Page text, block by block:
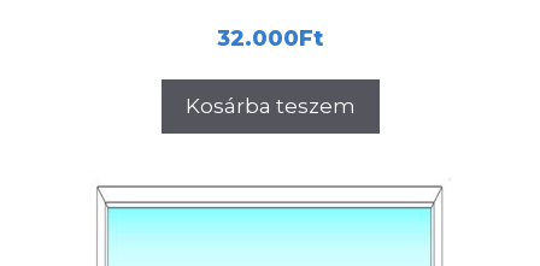
32.000Ft
Kosárba teszem